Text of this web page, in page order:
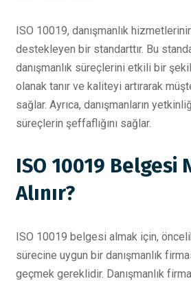
ISO 10019, danışmanlık
destekleyen bir standarttır. Bu
danışmanlık süreçlerini etkili bir
olanak tanır ve kaliteyi artırarak
sağlar. Ayrıca, danışmanların
süreçlerin şeffaflığını sağlar.
ISO 10019 Belgesi
Alınır?
ISO 10019 belgesi almak için,
sürecine uygun bir danışmanlık
geçmek gereklidir. Danışmanlık